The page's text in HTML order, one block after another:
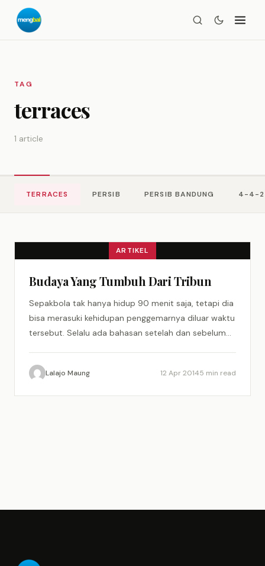
TAG
terraces
1 article
TERRACES PERSIB PERSIB BANDUNG 4-4-2
ARTIKEL
Budaya Yang Tumbuh Dari Tribun
Sepakbola tak hanya hidup 90 menit saja, tetapi dia
bisa merasuki kehidupan penggemarnya diluar waktu
tersebut. Selalu ada bahasan setelah dan sebelum
Lalajo Maung 12 Apr 20145 min read